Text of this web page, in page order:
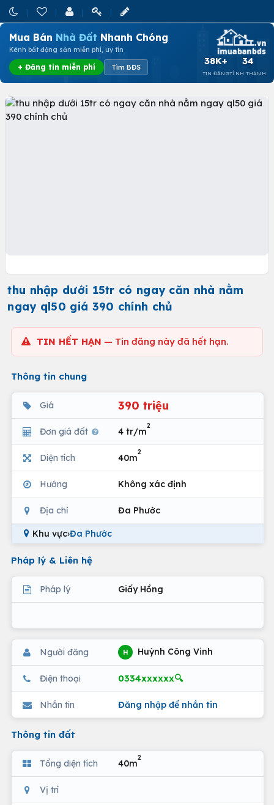
Mua Bán Nhà Đất Nhanh Chóng
Kênh bất động sản miễn phí, uy tín
+ Đăng tin miễn phí Tìm BĐS
38K+
TIN ĐĂNG
34
TỈNH THÀNH
thu nhập dưới 15tr có ngay căn nhà nằm
ngay ql50 giá 390 chính chủ
TIN HẾT HẠN — Tin đăng này đã hết hạn.
Thông tin chung
Giá 390 triệu
Đơn giá đất 4 tr/m
2
Diện tích 40m
2
Hướng Không xác định
Địa chỉ Đa Phước
Khu vực›Đa Phước
Pháp lý & Liên hệ
Pháp lý Giấy Hồng
Người đăng H Huỳnh Công Vinh
Điện thoại 0334xxxxxx🔍
Nhắn tin Đăng nhập để nhắn tin
Thông tin đất
Tổng diện tích 40m
2
Vị trí